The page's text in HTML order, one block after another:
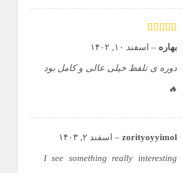
امتیاز از 5
بهاره – اسفند ۱۰, ۱۴۰۲
دوره ی تلفظ خیلی عالی و کامل بود
🔥
zorityoyyimol
– اسفند ۲, ۱۴۰۳
I see something really interesting